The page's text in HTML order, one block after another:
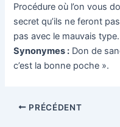
Procédure où l’on vous
secret qu’ils ne feront
pas avec le mauvais type.
Synonymes : Don de
c’est la bonne poche ».
PRÉCÉDENT